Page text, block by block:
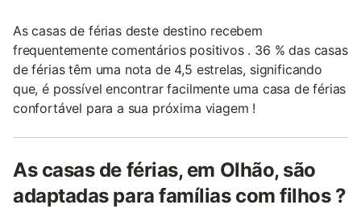
As casas de férias deste destino recebem
frequentemente comentários positivos . 36 % das casas
de férias têm uma nota de 4,5 estrelas, significando
que, é possível encontrar facilmente uma casa de férias
confortável para a sua próxima viagem !
As casas de férias, em Olhão, são
adaptadas para famílias com filhos ?